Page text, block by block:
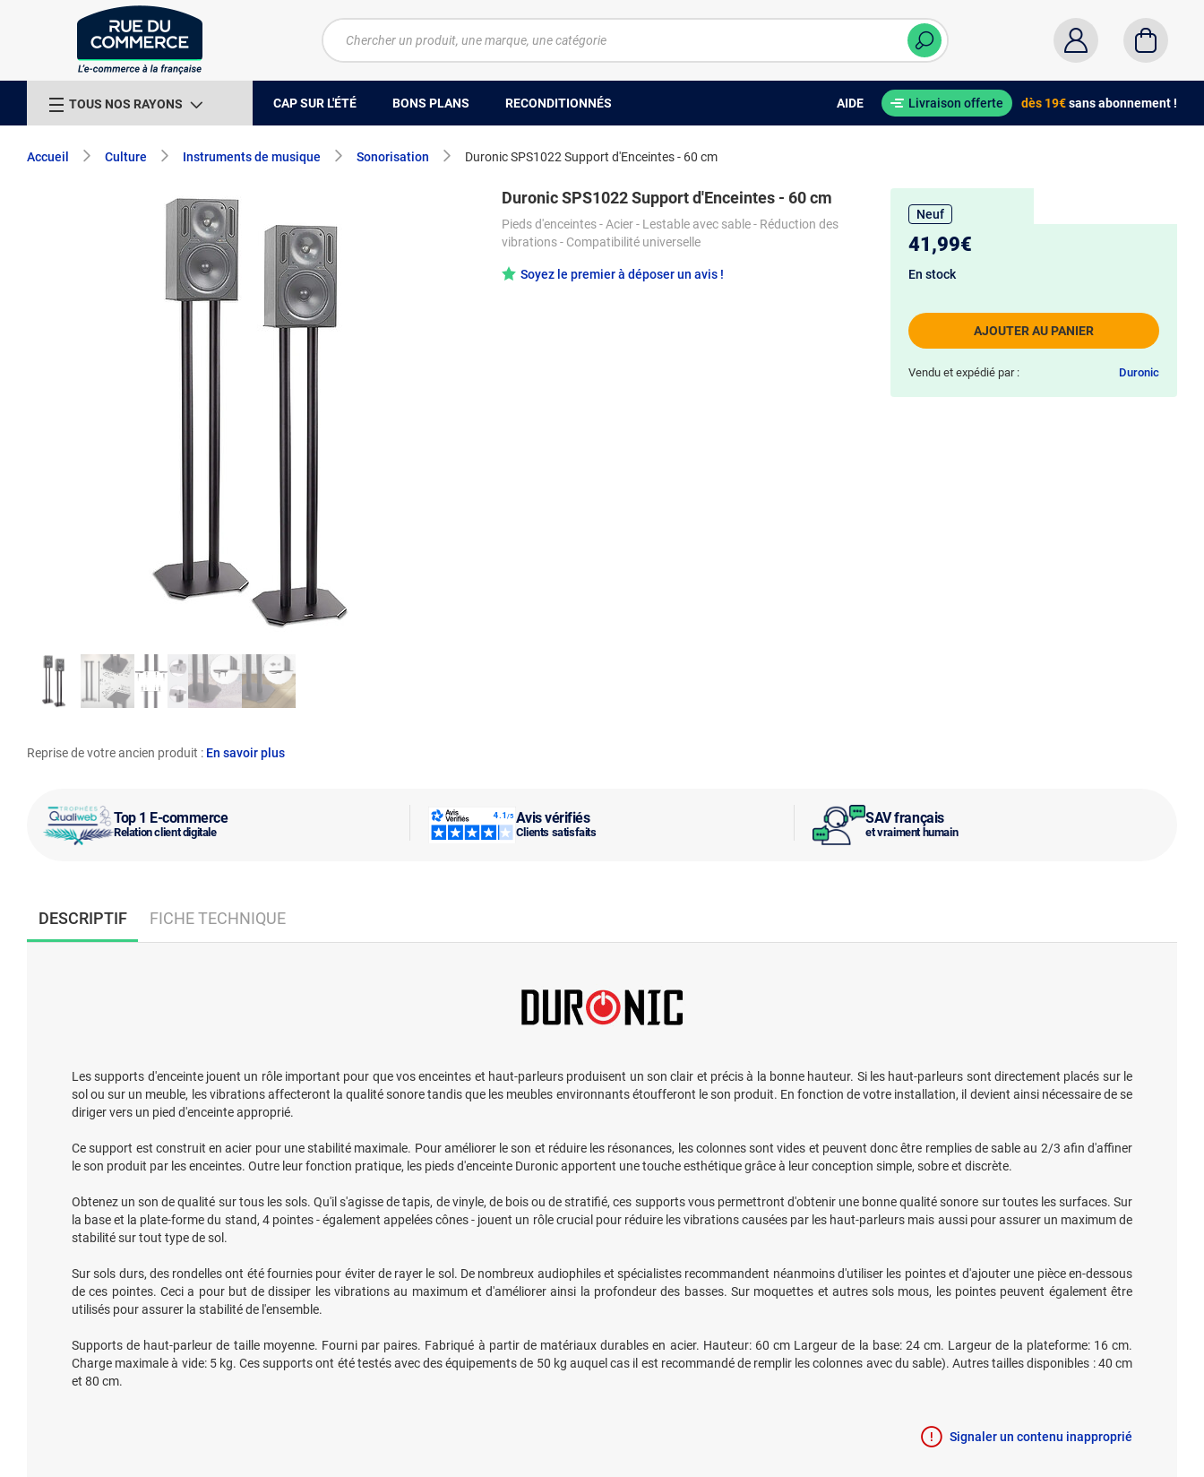
TOUS NOS RAYONS CAP SUR L'ÉTÉ BONS PLANS RECONDITIONNÉS AIDE Livraison offerte dès 19€sans abonnement !
Accueil Culture Instruments de musique Sonorisation Duronic SPS1022 Support d'Enceintes - 60 cm
Top 1 E-commerce
Relation client digitale
Avis vérifiés
Clients satisfaits
SAV français
et vraiment humain
Reprise de votre ancien produit : En savoir plus
Duronic SPS1022 Support d'Enceintes - 60 cm
Pieds d'enceintes - Acier - Lestable avec sable - Réduction des
vibrations - Compatibilité universelle
Soyez le premier à déposer un avis !
Neuf
41,99€
AJOUTER AU PANIER
En stock
Vendu et expédié par : Duronic
DESCRIPTIF FICHE TECHNIQUE
Les supports d'enceinte jouent un rôle important pour que vos enceintes et haut-parleurs produisent un son clair et précis à la bonne hauteur. Si les haut-parleurs sont directement placés sur le
sol ou sur un meuble, les vibrations affecteront la qualité sonore tandis que les meubles environnants étoufferont le son produit. En fonction de votre installation, il devient ainsi nécessaire de se
diriger vers un pied d'enceinte approprié.
Ce support est construit en acier pour une stabilité maximale. Pour améliorer le son et réduire les résonances, les colonnes sont vides et peuvent donc être remplies de sable au 2/3 afin d'affiner
le son produit par les enceintes. Outre leur fonction pratique, les pieds d'enceinte Duronic apportent une touche esthétique grâce à leur conception simple, sobre et discrète.
Obtenez un son de qualité sur tous les sols. Qu'il s'agisse de tapis, de vinyle, de bois ou de stratifié, ces supports vous permettront d'obtenir une bonne qualité sonore sur toutes les surfaces. Sur
la base et la plate-forme du stand, 4 pointes - également appelées cônes - jouent un rôle crucial pour réduire les vibrations causées par les haut-parleurs mais aussi pour assurer un maximum de
stabilité sur tout type de sol.
Sur sols durs, des rondelles ont été fournies pour éviter de rayer le sol. De nombreux audiophiles et spécialistes recommandent néanmoins d'utiliser les pointes et d'ajouter une pièce en-dessous
de ces pointes. Ceci a pour but de dissiper les vibrations au maximum et d'améliorer ainsi la profondeur des basses. Sur moquettes et autres sols mous, les pointes peuvent également être
utilisés pour assurer la stabilité de l'ensemble.
Supports de haut-parleur de taille moyenne. Fourni par paires. Fabriqué à partir de matériaux durables en acier. Hauteur: 60 cm Largeur de la base: 24 cm. Largeur de la plateforme: 16 cm.
Charge maximale à vide: 5 kg. Ces supports ont été testés avec des équipements de 50 kg auquel cas il est recommandé de remplir les colonnes avec du sable). Autres tailles disponibles : 40 cm
et 80 cm.
Signaler un contenu inapproprié